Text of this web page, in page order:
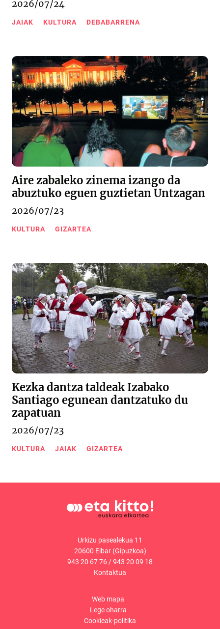
2026/07/24
JAIAK KULTURA DEBABARRENA
Aire zabaleko zinema izango da
abuztuko eguen guztietan Untzagan
2026/07/23
KULTURA GIZARTEA
Kezka dantza taldeak Izabako
Santiago egunean dantzatuko du
zapatuan
2026/07/23
KULTURA JAIAK GIZARTEA
Urkizu pasealekua 11
20600 Eibar (Gipuzkoa)
943 20 67 76/943 20 09 18
Kontaktua
Web mapa
Lege oharra
Cookieak-politika